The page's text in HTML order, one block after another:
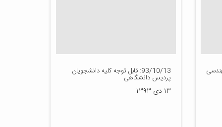
93/10/13: قابل توجه کلیه دانشجویان
پردیس دانشگاهی
۱۳ دی ۱۳۹۳